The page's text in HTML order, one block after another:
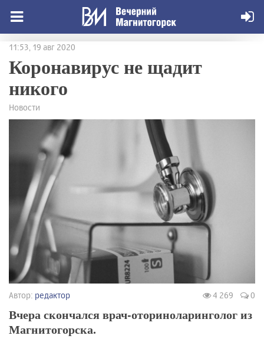
11:53, 19 авг 2020
Коронавирус не щадит
никого
Новости
Автор: редактор 4 269 0
Вчера скончался врач-оториноларинголог из
Магнитогорска.